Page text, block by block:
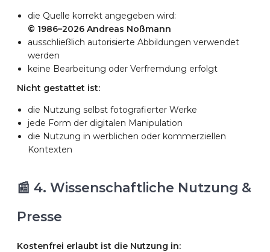
die Quelle korrekt angegeben wird:
© 1986–2026 Andreas Noßmann
ausschließlich autorisierte Abbildungen verwendet
werden
keine Bearbeitung oder Verfremdung erfolgt
Nicht gestattet ist:
die Nutzung selbst fotografierter Werke
jede Form der digitalen Manipulation
die Nutzung in werblichen oder kommerziellen
Kontexten
📰 4. Wissenschaftliche Nutzung &
Presse
Kostenfrei erlaubt ist die Nutzung in: